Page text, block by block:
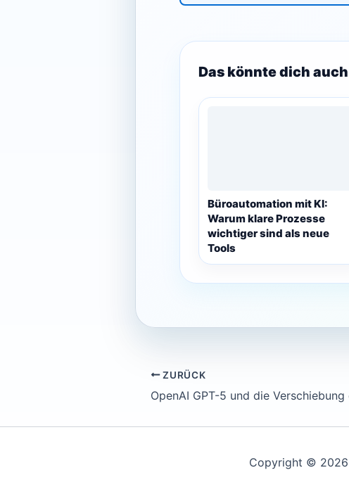
Das könnte dich
Büroautomation mit KI:
Warum klare Prozesse
wichtiger sind als neue
Tools
ZURÜCK
Copyright ©